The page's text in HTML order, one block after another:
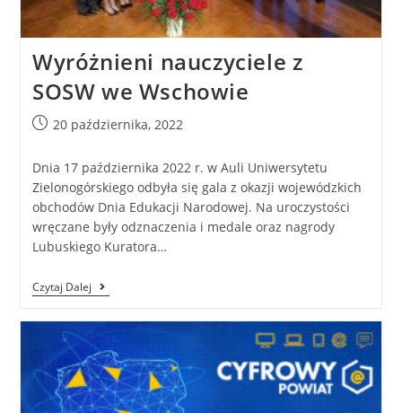
Wyróżnieni nauczyciele z
SOSW we Wschowie
20 października, 2022
Dnia 17 października 2022 r. w Auli Uniwersytetu
Zielonogórskiego odbyła się gala z okazji wojewódzkich
obchodów Dnia Edukacji Narodowej. Na uroczystości
wręczane były odznaczenia i medale oraz nagrody
Lubuskiego Kuratora…
Czytaj Dalej